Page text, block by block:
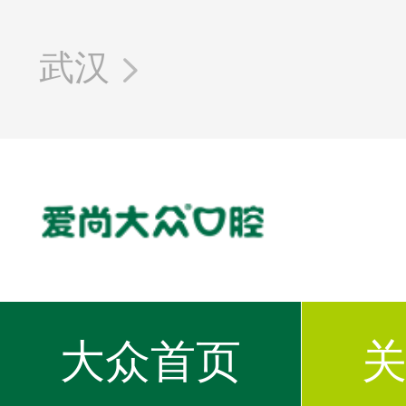
武汉 
大众首页